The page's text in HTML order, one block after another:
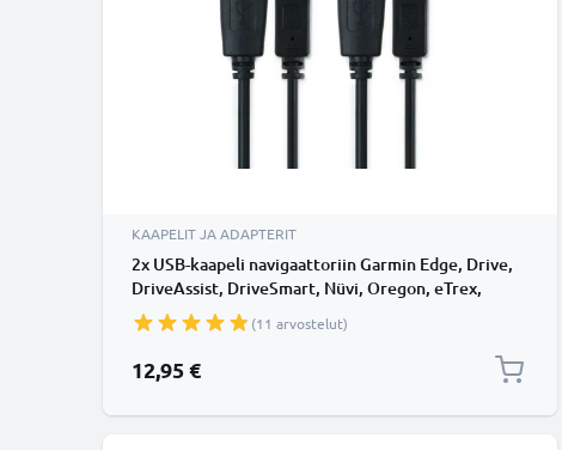
KAAPELIT JA ADAPTERIT
2x USB-kaapeli navigaattoriin Garmin Edge, Drive,
DriveAssist, DriveSmart, Nüvi, Oregon, eTrex,
GPSMAP - 1A, 1m latausjohto. Musta PVC kaapeli
(11 arvostelut)
12,95 €